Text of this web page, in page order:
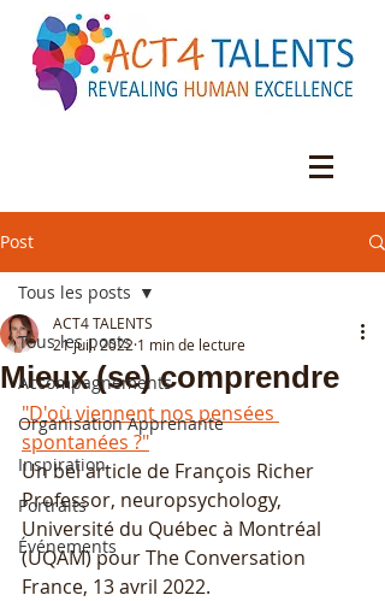
Post
Tous les posts
Accompagnements
Organisation Apprenante
Inspiration
Portraits
Événements
Tous les posts
Mieux (se) comprendre
ACT4 TALENTS
21 juil. 2022 1 min de lecture
"D'où viennent nos pensées
spontanées ?"
Un bel article de François Richer
Professor, neuropsychology,
Université du Québec à Montréal
(UQAM) pour The Conversation
France, 13 avril 2022.